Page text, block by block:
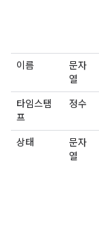
이름
문자
열
타임스탬
프
정수
상태
문자
열